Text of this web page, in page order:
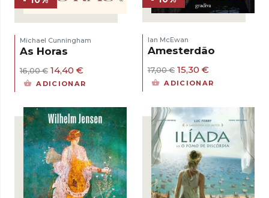
Michael Cunningham
As Horas
16,00€ O
preço
original
16,00 €.
14,40 €
preço
atual
14,40 €.
ADICIONAR
Ian McEwan
Amesterdão
17,00€ O
preço
17,00 €.
15,30 €O
preço
15,30 €.
ADICIONAR